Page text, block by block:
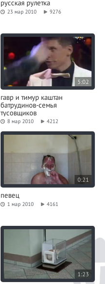
русская рулетка
23 мар 2010 9276
5:02
гавр и тимур каштан
батрудинов-семья
тусовщиков
8 мар 2010 4212
0:21
певец
1 мар 2010 4161
1:23